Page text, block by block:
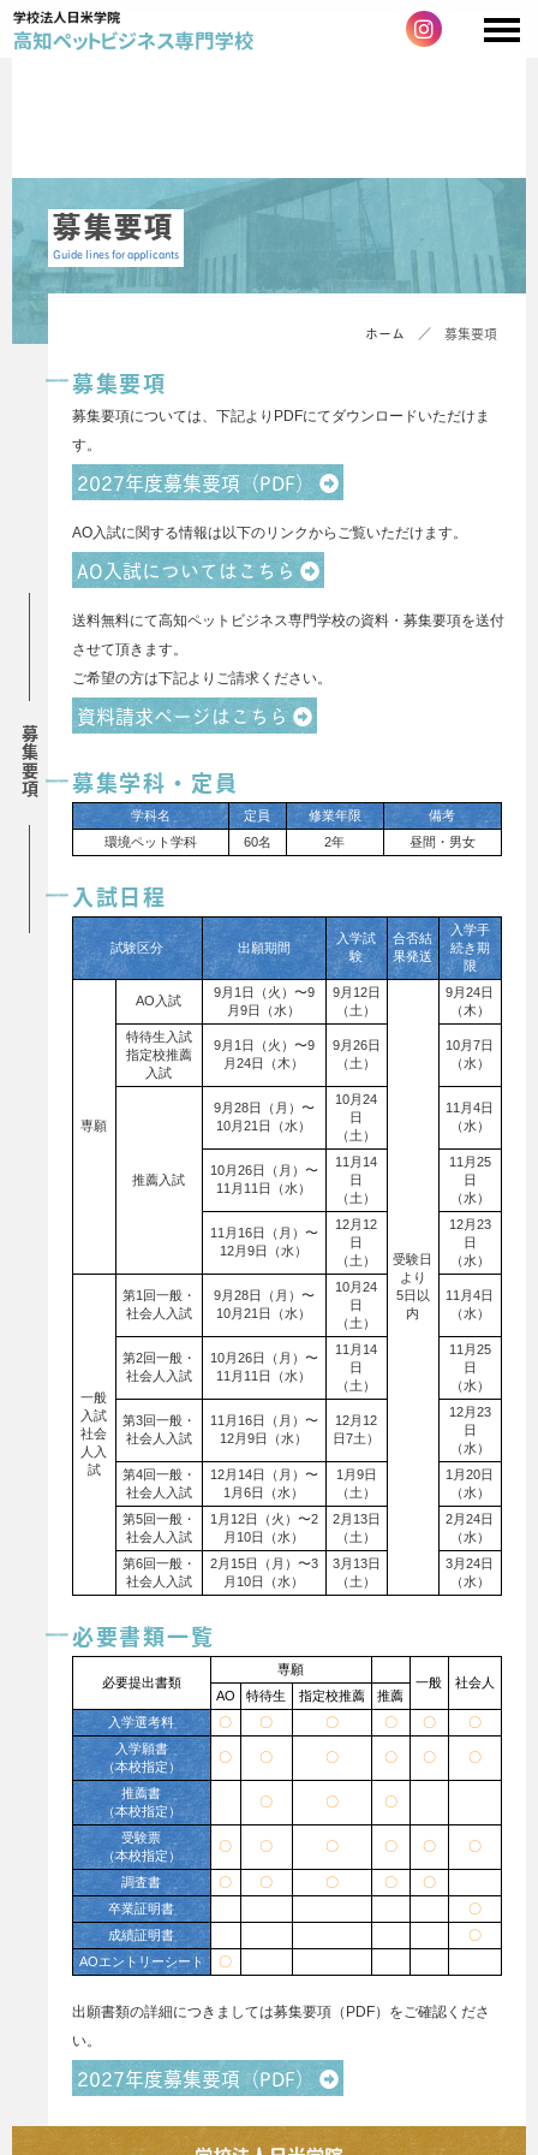
募集要項
Guide lines for applicants
募集要項
ホーム ／ 募集要項
募集要項
募集要項については、下記よりPDFにてダウンロードいただけま
す。
2027年度募集要項（PDF）
AO入試に関する情報は以下のリンクからご覧いただけます。
AO入試についてはこちら
送料無料にて高知ペットビジネス専門学校の資料・募集要項を送付
させて頂きます。
ご希望の方は下記よりご請求ください。
資料請求ページはこちら
募集学科・定員
学科名 定員 修業年限
備考
環境ペット学科
60名 2年 昼間・男女
入試日程
試験区分 出願期間
入学試
験
合否結
果発送
入学手
続き期
限
専願
AO入試
9月1日（火）〜9
月9日（水）
9月12日
（土）
受験日
より
5日以
内
9月24日
（木）
特待生入試
指定校推薦
入試
9月1日（火）〜9
月24日（木）
9月26日
（土）
10月7日
（水）
推薦入試
9月28日（月）〜
10月21日（水）
10月24
日
（土）
11月4日
（水）
10月26日（月）〜
11月11日（水）
11月14
日
（土）
11月25
日
（水）
11月16日（月）〜
12月9日（水）
12月12
日
（土）
12月23
日
（水）
一般
入試
社会
人入
試
第1回一般・
社会人入試
9月28日（月）〜
10月21日（水）
10月24
日
（土）
11月4日
（水）
第2回一般・
社会人入試
10月26日（月）〜
11月11日（水）
11月14
日
（土）
11月25
日
（水）
第3回一般・
社会人入試
11月16日（月）〜
12月9日（水）
12月12
日7土）
12月23
日
（水）
第4回一般・
社会人入試
12月14日（月）〜
1月6日（水）
1月9日
（土）
1月20日
（水）
第5回一般・
社会人入試
1月12日（火）〜2
月10日（水）
2月13日
（土）
2月24日
（水）
第6回一般・
社会人入試
2月15日（月）〜3
月10日（水）
3月13日
（土）
3月24日
（水）
必要書類一覧
必要提出書類
専願
一般
社会人
AO
特待生 指定校推薦
推薦
入学選考料
〇 〇 〇 〇 〇
〇
入学願書
（本校指定）
〇 〇 〇 〇 〇 〇
推薦書
（本校指定）
〇 〇 〇
受験票
（本校指定）
〇 〇 〇 〇 〇 〇
調査書 〇 〇 〇 〇
〇
卒業証明書
〇
成績証明書
〇
AOエントリーシート
〇
出願書類の詳細につきましては募集要項（PDF）をご確認くださ
い。
2027年度募集要項（PDF）